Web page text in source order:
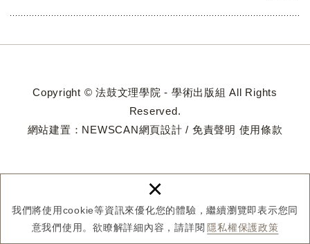
我們將使用cookie等資訊來優化您的體驗，繼續瀏覽即表示您同
意我們使用。欲瞭解詳細內容，請詳閱 隱私權保護政策
×
Copyright © 法鼓文理學院 - 學術出版組 All Rights
Reserved.
網站建置： NEWSCAN網頁設計 / 免責聲明 使用條款